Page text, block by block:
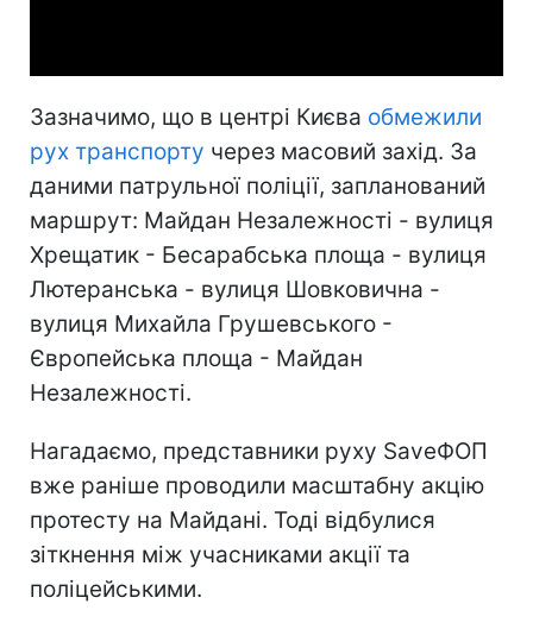
Зазначимо, що в центрі Києва обмежили
рух транспорту через масовий захід. За
даними патрульної поліції, запланований
маршрут: Майдан Незалежності - вулиця
Хрещатик - Бесарабська площа - вулиця
Лютеранська - вулиця Шовковична -
вулиця Михайла Грушевського -
Європейська площа - Майдан
Незалежності.
Нагадаємо, представники руху SaveФОП
вже раніше проводили масштабну акцію
протесту на Майдані. Тоді відбулися
зіткнення між учасниками акції та
поліцейськими.